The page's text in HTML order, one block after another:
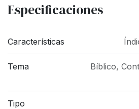
Especificaciones
Características
Tema Bíblico,
Tipo